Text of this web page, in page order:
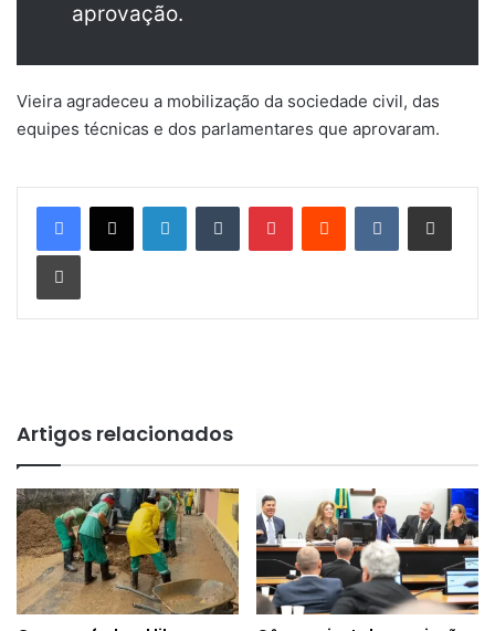
aprovação.
Vieira agradeceu a mobilização da sociedade civil, das
equipes técnicas e dos parlamentares que aprovaram.
Artigos relacionados